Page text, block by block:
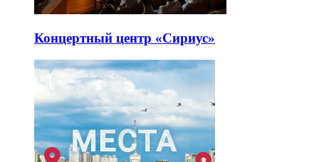
Концертный центр «Сириус»